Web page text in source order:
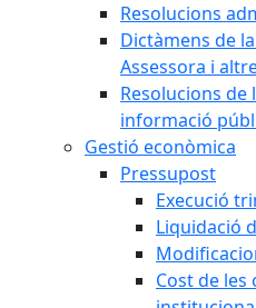
Resolucions
Dictàmens de
Assessora i
Resolucions de
informació
Gestió econòmica
Pressupost
Execució
Liquidació
Cost de